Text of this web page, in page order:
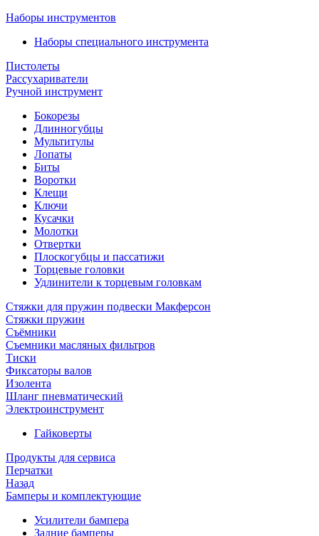
Наборы инструментов
Наборы специального инструмента
Пистолеты
Рассухариватели
Ручной инструмент
Бокорезы
Длинногубцы
Мультитулы
Лопаты
Биты
Воротки
Клещи
Ключи
Кусачки
Молотки
Отвертки
Плоскогубцы и пассатижи
Торцевые головки
Удлинители к торцевым головкам
Стяжки для пружин подвески Макферсон
Стяжки пружин
Съёмники
Съемники масляных фильтров
Тиски
Фиксаторы валов
Изолента
Шланг пневматический
Электроинструмент
Гайковерты
Продукты для сервиса
Перчатки
Назад
Бамперы и комплектующие
Усилители бампера
Задние бамперы